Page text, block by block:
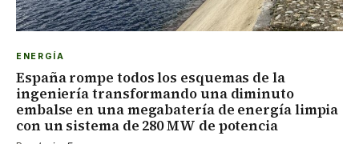
ENERGÍA
España rompe todos los esquemas de la
ingeniería transformando una diminuto
embalse en una megabatería de energía limpia
con un sistema de 280 MW de potencia